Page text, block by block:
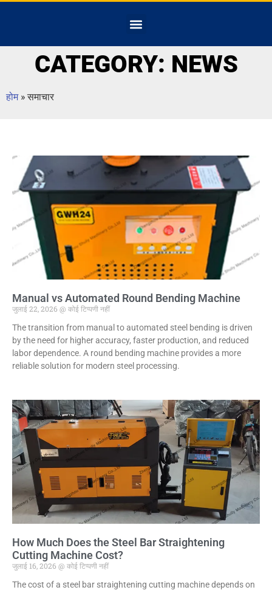
CATEGORY: NEWS
होम»समाचार
Manual vs Automated Round Bending Machine
जुलाई 22, 2026
कोई टिप्पणी नहीं
The transition from manual to automated steel bending is driven
by the need for higher accuracy, faster production, and reduced
labor dependence. A round bending machine provides a more
reliable solution for modern steel processing.
How Much Does the Steel Bar Straightening
Cutting Machine Cost?
जुलाई 16, 2026
कोई टिप्पणी नहीं
The cost of a steel bar straightening cutting machine depends on